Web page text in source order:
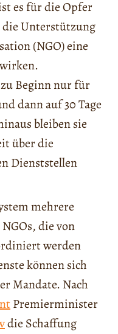
es für die Opfer
die Unterstützung
(NGO) eine
Beginn nur für
dann auf 30 Tage
bleiben sie
über die
Dienststellen
mehrere
die von
werden
können sich
Mandate. Nach
Premierminister
die Schaffung